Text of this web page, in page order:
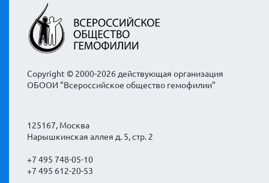
Copyright © 2000-2026 действующая организация
ОБООИ "Всероссийское общество гемофилии"
125167, Москва
Нарышкинская аллея д. 5, стр. 2
+7 495 748-05-10
+7 495 612-20-53